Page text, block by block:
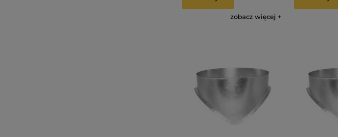
zobacz więcej